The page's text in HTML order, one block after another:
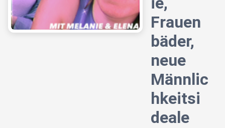
Frauen
bäder,
neue
Männlic
hkeitsi
deale